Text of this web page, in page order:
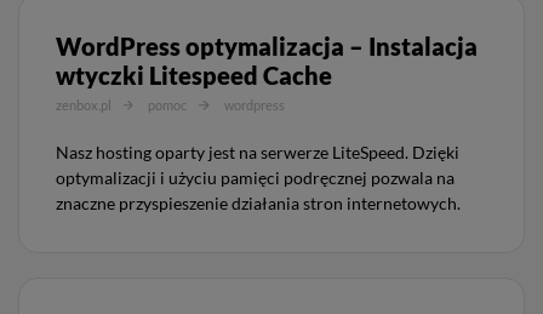
WordPress optymalizacja – Instalacja
wtyczki Litespeed Cache
zenbox.pl pomoc wordpress
Nasz hosting oparty jest na serwerze LiteSpeed. Dzięki
optymalizacji i użyciu pamięci podręcznej pozwala na
znaczne przyspieszenie działania stron internetowych.